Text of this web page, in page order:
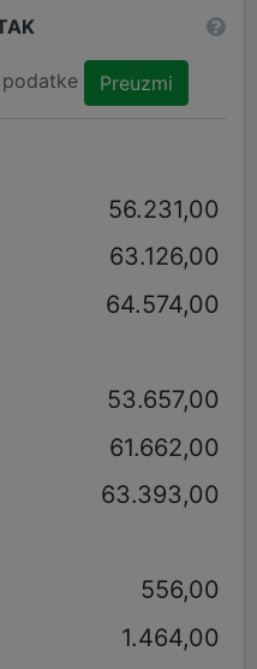
Preuzmi
56.231,00
63.126,00
64.574,00
53.657,00
61.662,00
63.393,00
556,00
1.464,00